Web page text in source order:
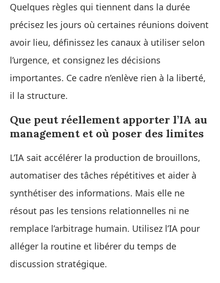
Quelques règles qui tiennent dans la durée
précisez les jours où certaines réunions doivent
avoir lieu, définissez les canaux à utiliser selon
l’urgence, et consignez les décisions
importantes. Ce cadre n’enlève rien à la liberté,
il la structure.
Que peut réellement apporter l’IA au
management et où poser des limites
L’IA sait accélérer la production de brouillons,
automatiser des tâches répétitives et aider à
synthétiser des informations. Mais elle ne
résout pas les tensions relationnelles ni ne
remplace l’arbitrage humain. Utilisez l’IA pour
alléger la routine et libérer du temps de
discussion stratégique.